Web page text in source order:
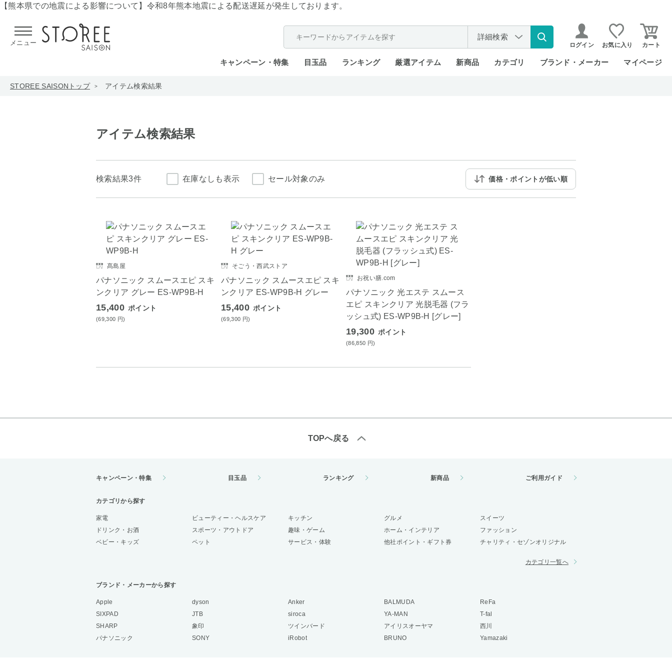
【熊本県での地震による影響について】 令和8年熊本地震による配送遅延が発生しております。
メニュー
詳細検索
ログイン お気に入り カート
キャンペーン・特集 目玉品 ランキング 厳選アイテム 新商品 カテゴリ ブランド・メーカー マイページ
STOREE SAISONトップ アイテム検索結果
アイテム検索結果
検索結果3件 在庫なしも表示 セール対象のみ 価格・ポイントが低い順
髙島屋
パナソニック スムースエピ スキ
ンクリア グレー ES-WP9B-H
15,400 ポイント
(69,300 円)
そごう・西武ストア
パナソニック スムースエピ スキ
ンクリア ES-WP9B-H グレー
15,400 ポイント
(69,300 円)
お祝い膳.com
パナソニック 光エステ スムース
エピ スキンクリア 光脱毛器 (フラ
ッシュ式) ES-WP9B-H [グレー]
19,300 ポイント
(86,850 円)
TOPへ戻る
キャンペーン・特集 目玉品 ランキング 新商品 ご利用ガイド
カテゴリから探す
家電 ビューティー・ヘルスケア キッチン グルメ
スイーツ
ドリンク・お酒
スポーツ・アウトドア 趣味・ゲーム ホーム・インテリア
ファッション
ベビー・キッズ
ペット サービス・体験 他社ポイント・ギフト券 チャリティ・セゾンオリジナル
カテゴリ一覧へ
ブランド・メーカーから探す
Apple dyson Anker BALMUDA
ReFa
SIXPAD
JTB siroca YA-MAN
T-fal
SHARP
象印 ツインバード アイリスオーヤマ
西川
パナソニック
SONY iRobot BRUNO Yamazaki